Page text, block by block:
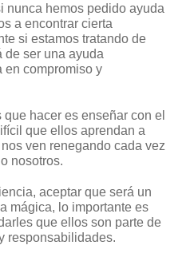
nunca hemos pedido ayuda
a encontrar cierta
si estamos tratando de
de ser una ayuda
en compromiso y
hacer es enseñar con el
que ellos aprendan a
ven renegando cada vez
nosotros.
aceptar que será un
mágica, lo importante es
que ellos son parte de
responsabilidades.